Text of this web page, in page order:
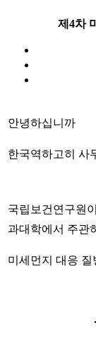
제4차
안녕하십니까
한국역하고히 사
국립보건연구원
과대학에서 주관
미세먼지 대응
-